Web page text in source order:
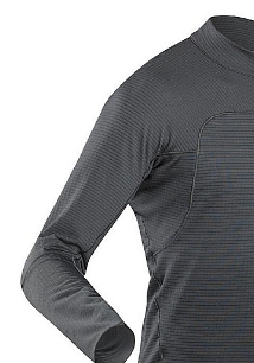
Caiace de competiție-club
Bărci gonflabile
Bărci pentru pescuit
Packraft
Bărci de rafting
Canoe
Caiace